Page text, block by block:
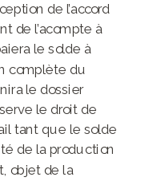
de l’accord
de l’acompte à
le solde à
complète du
le dossier
le droit de
tant que le solde
de la production
objet de la